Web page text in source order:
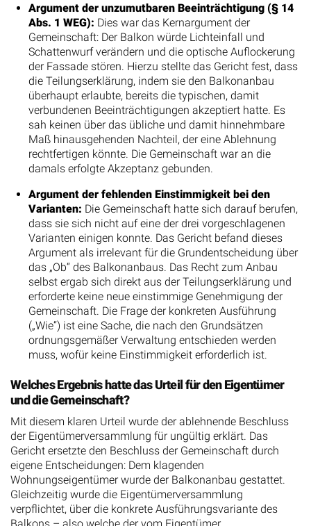
Argument der unzumutbaren Beeinträchtigung (§ 14
Abs. 1 WEG): Dies war das Kernargument der
Gemeinschaft: Der Balkon würde Lichteinfall und
Schattenwurf verändern und die optische Auflockerung
der Fassade stören. Hierzu stellte das Gericht fest, dass
die Teilungserklärung, indem sie den Balkonanbau
überhaupt erlaubte, bereits die typischen, damit
verbundenen Beeinträchtigungen akzeptiert hatte. Es
sah keinen über das übliche und damit hinnehmbare
Maß hinausgehenden Nachteil, der eine Ablehnung
rechtfertigen könnte. Die Gemeinschaft war an die
damals erfolgte Akzeptanz gebunden.
Argument der fehlenden Einstimmigkeit bei den
Varianten: Die Gemeinschaft hatte sich darauf berufen,
dass sie sich nicht auf eine der drei vorgeschlagenen
Varianten einigen konnte. Das Gericht befand dieses
Argument als irrelevant für die Grundentscheidung über
das „Ob“ des Balkonanbaus. Das Recht zum Anbau
selbst ergab sich direkt aus der Teilungserklärung und
erforderte keine neue einstimmige Genehmigung der
Gemeinschaft. Die Frage der konkreten Ausführung
(„Wie“) ist eine Sache, die nach den Grundsätzen
ordnungsgemäßer Verwaltung entschieden werden
muss, wofür keine Einstimmigkeit erforderlich ist.
Welches Ergebnis hatte das Urteil für den Eigentümer
und die Gemeinschaft?
Mit diesem klaren Urteil wurde der ablehnende Beschluss
der Eigentümerversammlung für ungültig erklärt. Das
Gericht ersetzte den Beschluss der Gemeinschaft durch
eigene Entscheidungen: Dem klagenden
Wohnungseigentümer wurde der Balkonanbau gestattet.
Gleichzeitig wurde die Eigentümerversammlung
verpflichtet, über die konkrete Ausführungsvariante des